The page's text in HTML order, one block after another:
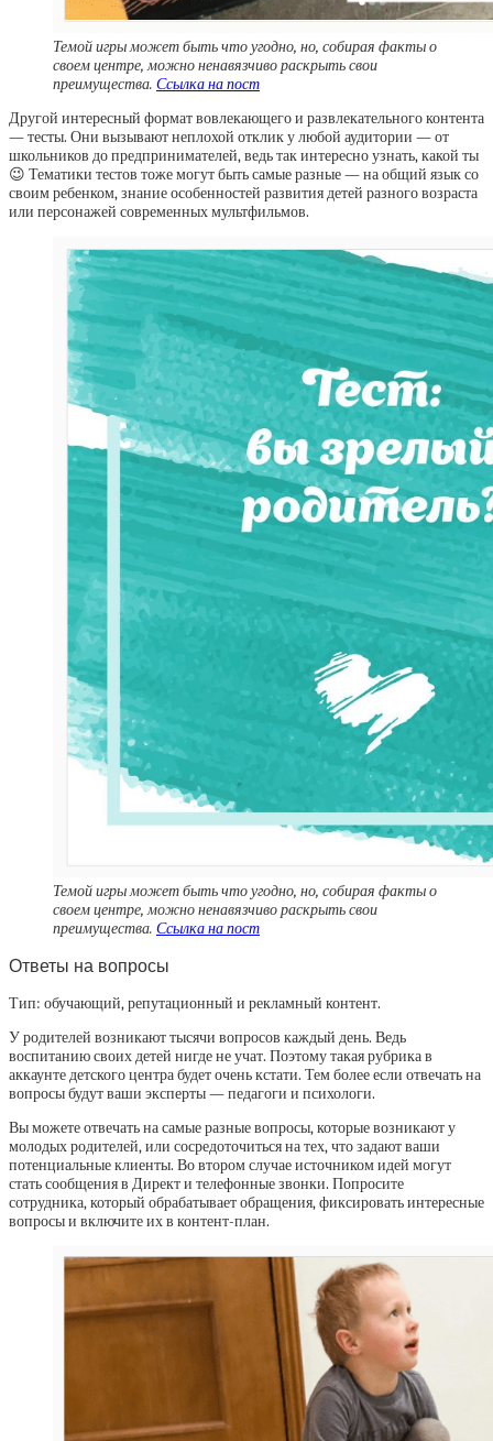
Темой игры может быть что угодно, но, собирая факты о
своем центре, можно ненавязчиво раскрыть свои
преимущества. Ссылка на пост
Другой интересный формат вовлекающего и развлекательного контента
— тесты. Они вызывают неплохой отклик у любой аудитории — от
школьников до предпринимателей, ведь так интересно узнать, какой ты
😉 Тематики тестов тоже могут быть самые разные — на общий язык со
своим ребенком, знание особенностей развития детей разного возраста
или персонажей современных мультфильмов.
Темой игры может быть что угодно, но, собирая факты о
своем центре, можно ненавязчиво раскрыть свои
преимущества. Ссылка на пост
Ответы на вопросы
Тип: обучающий, репутационный и рекламный контент.
У родителей возникают тысячи вопросов каждый день. Ведь
воспитанию своих детей нигде не учат. Поэтому такая рубрика в
аккаунте детского центра будет очень кстати. Тем более если отвечать на
вопросы будут ваши эксперты — педагоги и психологи.
Вы можете отвечать на самые разные вопросы, которые возникают у
молодых родителей, или сосредоточиться на тех, что задают ваши
потенциальные клиенты. Во втором случае источником идей могут
стать сообщения в Директ и телефонные звонки. Попросите
сотрудника, который обрабатывает обращения, фиксировать интересные
вопросы и включите их в контент-план.